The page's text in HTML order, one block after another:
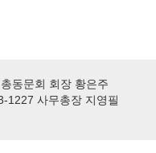
총동문회 회장 황은주
1227 사무총장 지영필